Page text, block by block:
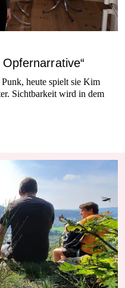
heute spielt sie Kim
Sichtbarkeit wird in dem